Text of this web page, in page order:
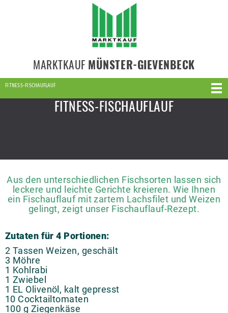
MARKTKAUF MÜNSTER-GIEVENBECK
FITNESS-FISCHAUFLAUF
FITNESS-FISCHAUFLAUF
Aus den unterschiedlichen Fischsorten lassen sich
leckere und leichte Gerichte kreieren. Wie Ihnen
ein Fischauflauf mit zartem Lachsfilet und Weizen
gelingt, zeigt unser Fischauflauf-Rezept.
Zutaten für 4 Portionen:
2 Tassen Weizen, geschält
3 Möhre
1 Kohlrabi
1 Zwiebel
1 EL Olivenöl, kalt gepresst
10 Cocktailtomaten
100 g Ziegenkäse